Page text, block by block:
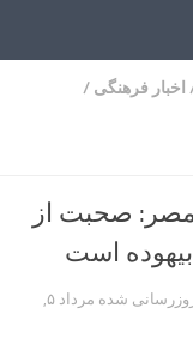
اخبار فرهنگی /
مصر: صحبت از
است
شده
مرداد ۵,